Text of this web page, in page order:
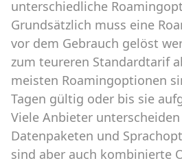
unterschiedliche
Grundsätzlich muss eine
vor dem Gebrauch gelöst
zum teureren Standardtarif
meisten Roamingoptionen
Tagen gültig oder bis sie
Viele Anbieter
Datenpaketen und
sind aber auch kombinierte